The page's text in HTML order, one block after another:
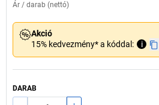
Ár / darab (nettó)
Akció
15% kedvezmény* a kóddal:
i
DARAB